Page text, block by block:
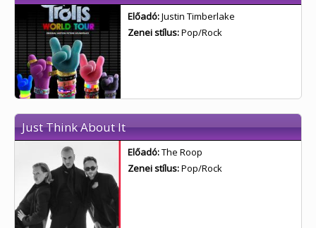
Előadó:Justin Timberlake
Zenei stílus:Pop/Rock
Just Think About It
Előadó:The Roop
Zenei stílus:Pop/Rock